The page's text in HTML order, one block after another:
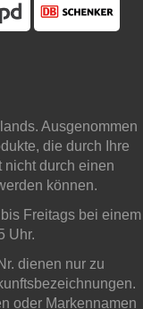
Ausgenommen
die durch Ihre
nicht durch einen
können.
Freitags bei einem
Uhr.
dienen nur zu
oder Markennamen